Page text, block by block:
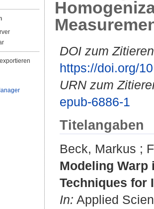
DOI zum
https://doi.org/
URN zum
epub-6886-1
Titelangaben
Beck, Markus ;
Modeling Warp
Techniques for
In: Applied